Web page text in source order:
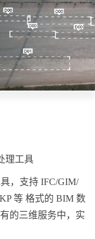
理工具
，支持 IFC/GIM/
等 格式的 BIM 数
的三维服务中，实